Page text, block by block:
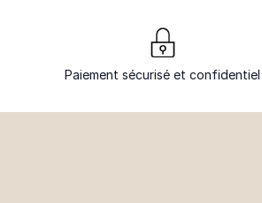
Paiement sécurisé et confidentiel